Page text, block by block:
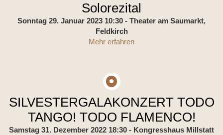
Solorezital
Sonntag 29. Januar 2023 10:30 - Theater am Saumarkt,
Feldkirch
Mehr erfahren
SILVESTERGALAKONZERT TODO
TANGO! TODO FLAMENCO!
Samstag 31. Dezember 2022 18:30 - Kongresshaus Millstatt